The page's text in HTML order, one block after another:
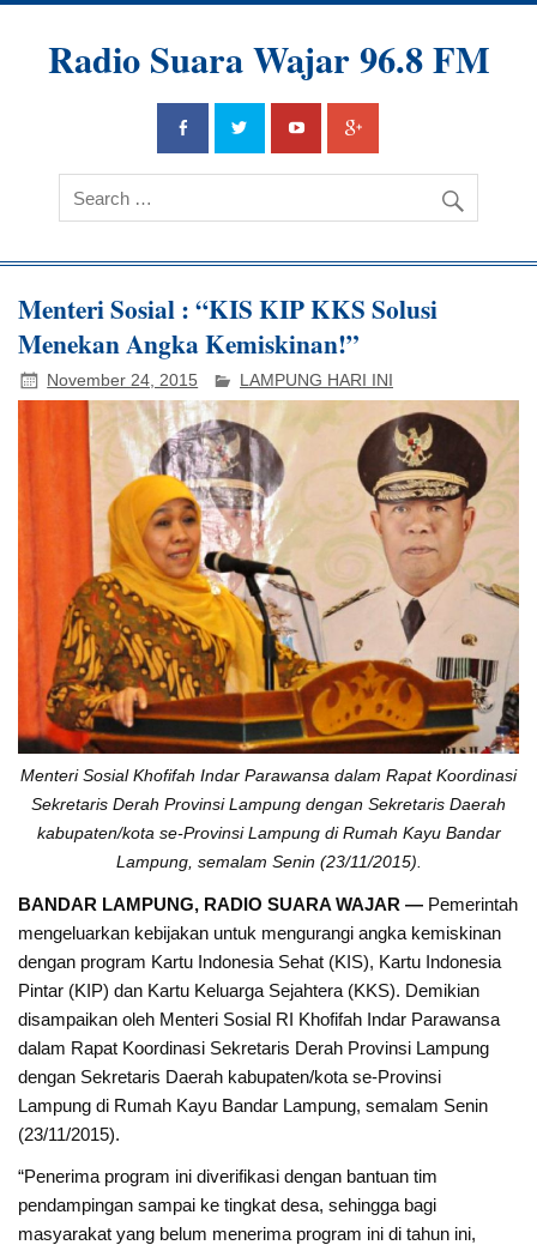
Radio Suara Wajar 96.8 FM
Menteri Sosial : “KIS KIP KKS Solusi
Menekan Angka Kemiskinan!”
November 24, 2015 LAMPUNG HARI INI
Menteri Sosial Khofifah Indar Parawansa dalam Rapat Koordinasi
Sekretaris Derah Provinsi Lampung dengan Sekretaris Daerah
kabupaten/kota se-Provinsi Lampung di Rumah Kayu Bandar
Lampung, semalam Senin (23/11/2015).
BANDAR LAMPUNG, RADIO SUARA WAJAR — Pemerintah
mengeluarkan kebijakan untuk mengurangi angka kemiskinan
dengan program Kartu Indonesia Sehat (KIS), Kartu Indonesia
Pintar (KIP) dan Kartu Keluarga Sejahtera (KKS). Demikian
disampaikan oleh Menteri Sosial RI Khofifah Indar Parawansa
dalam Rapat Koordinasi Sekretaris Derah Provinsi Lampung
dengan Sekretaris Daerah kabupaten/kota se-Provinsi
Lampung di Rumah Kayu Bandar Lampung, semalam Senin
(23/11/2015).
“Penerima program ini diverifikasi dengan bantuan tim
pendampingan sampai ke tingkat desa, sehingga bagi
masyarakat yang belum menerima program ini di tahun ini,